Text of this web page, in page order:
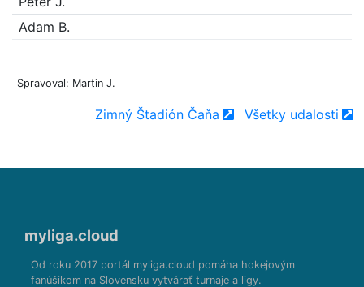
Adam B.
Spravoval: Martin J.
Zimný Štadión Čaňa Všetky udalosti
myliga.cloud
Od roku 2017 portál myliga.cloud pomáha hokejovým
fanúšikom na Slovensku vytvárať turnaje a ligy.